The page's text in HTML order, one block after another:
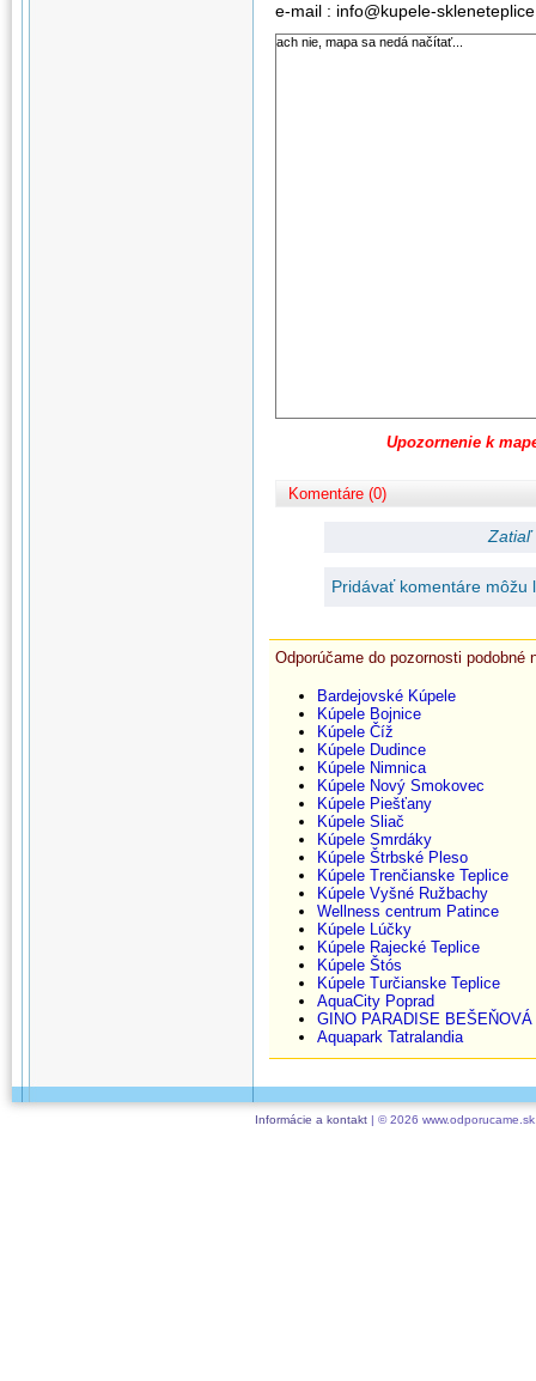
e-mail : info@kupele-
ach nie, mapa sa nedá načítať...
Upozornenie k
Komentáre (0)
Zatiaľ
Pridávať komentáre
Odporúčame do pozornosti podobné
Bardejovské Kúpele
Kúpele Bojnice
Kúpele Číž
Kúpele Dudince
Kúpele Nimnica
Kúpele Nový Smokovec
Kúpele Piešťany
Kúpele Sliač
Kúpele Smrdáky
Kúpele Štrbské Pleso
Kúpele Trenčianske Teplice
Kúpele Vyšné Ružbachy
Wellness centrum Patince
Kúpele Lúčky
Kúpele Rajecké Teplice
Kúpele Štós
Kúpele Turčianske Teplice
AquaCity Poprad
GINO PARADISE BEŠEŇOVÁ
Aquapark Tatralandia
Informácie a kontakt| © 2026